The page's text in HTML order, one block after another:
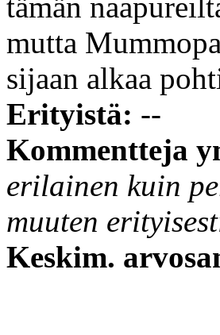
mutta
sijaan alkaa
Erityistä: --
Kommentteja
erilainen kuin
muuten
Keskim.